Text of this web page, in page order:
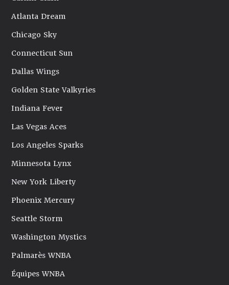
Atlanta Dream
Chicago Sky
Connecticut Sun
Dallas Wings
Golden State Valkyries
Indiana Fever
Las Vegas Aces
Los Angeles Sparks
Minnesota Lynx
New York Liberty
Phoenix Mercury
Seattle Storm
Washington Mystics
Palmarès WNBA
Équipes WNBA